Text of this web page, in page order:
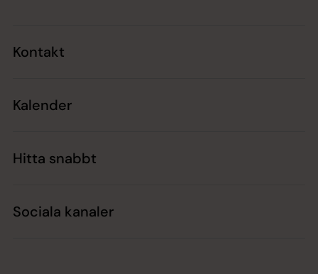
Kontakt
Kalender
Hitta snabbt
Sociala kanaler